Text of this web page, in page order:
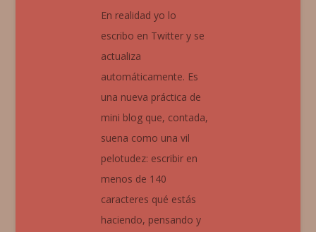
En realidad yo lo
escribo en Twitter y se
actualiza
automáticamente. Es
una nueva práctica de
mini blog que, contada,
suena como una vil
pelotudez: escribir en
menos de 140
caracteres qué estás
haciendo, pensando y